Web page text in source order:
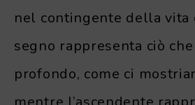
nel contingente della vita
segno rappresenta ciò
profondo, come ci